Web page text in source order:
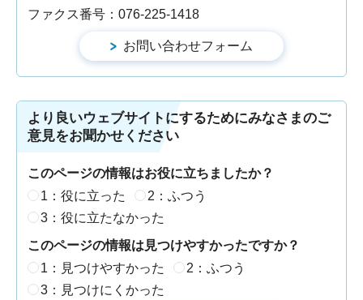
ファクス番号：076-225-1418
より良いウェブサイトにするためにみなさまのご
意見をお聞かせください
このページの情報はお役に立ちましたか？
1：役に立った
2：ふつう
3：役に立たなかった
このページの情報は見つけやすかったですか？
1：見つけやすかった
2：ふつう
3：見つけにくかった